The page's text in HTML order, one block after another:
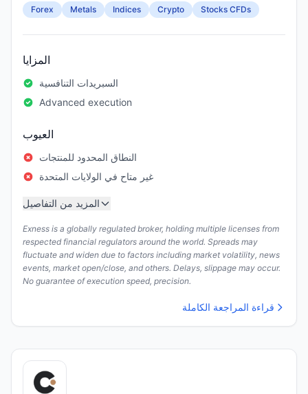
Forex Metals Indices Crypto Stocks CFDs
المزايا
السبريدات التنافسية
Advanced execution
العيوب
النطاق المحدود للمنتجات
غير متاح في الولايات المتحدة
المزيد من التفاصيل
Exness is a globally regulated broker, holding multiple licenses from
respected financial regulators around the world. Spreads may
fluctuate and widen due to factors including market volatility, news
events, market open/close, and others. Delays, slippage may occur.
No guarantee of execution speed, precision.
قراءة المراجعة الكاملة